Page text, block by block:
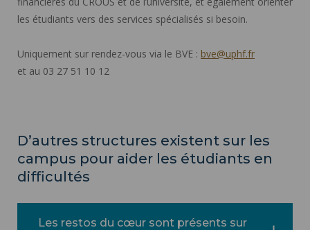
les étudiants vers des services spécialisés si besoin.
Uniquement sur rendez-vous via le BVE : bve@uphf.fr
et au 03 27 51 10 12
D’autres structures existent sur les
campus pour aider les étudiants en
difficultés
Les restos du cœur sont présents sur